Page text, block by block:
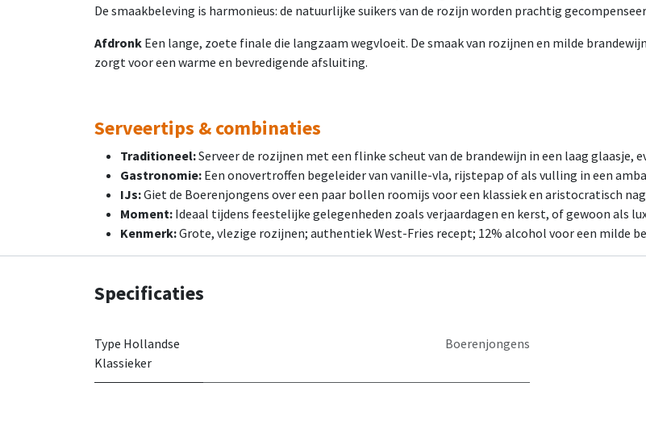
De smaakbeleving is harmonieus: de natuurlijke suikers van de rozijn worden prachtig
Afdronk Een lange, zoete finale die langzaam wegvloeit. De smaak van rozijnen en milde
zorgt voor een warme en bevredigende afsluiting.
Serveertips & combinaties
Traditioneel:Serveer de rozijnen met een flinke scheut van de brandewijn in een laag
Gastronomie: Een onovertroffen begeleider van vanille-vla, rijstepap of als vulling in een
IJs:Giet de Boerenjongens over een paar bollen roomijs voor een klassiek en aristocratisch
Moment: Ideaal tijdens feestelijke gelegenheden zoals verjaardagen en kerst, of gewoon als
Kenmerk:Grote, vlezige rozijnen; authentiek West-Fries recept; 12% alcohol voor een milde
Specificaties
Type Hollandse
Klassieker
Boerenjongens